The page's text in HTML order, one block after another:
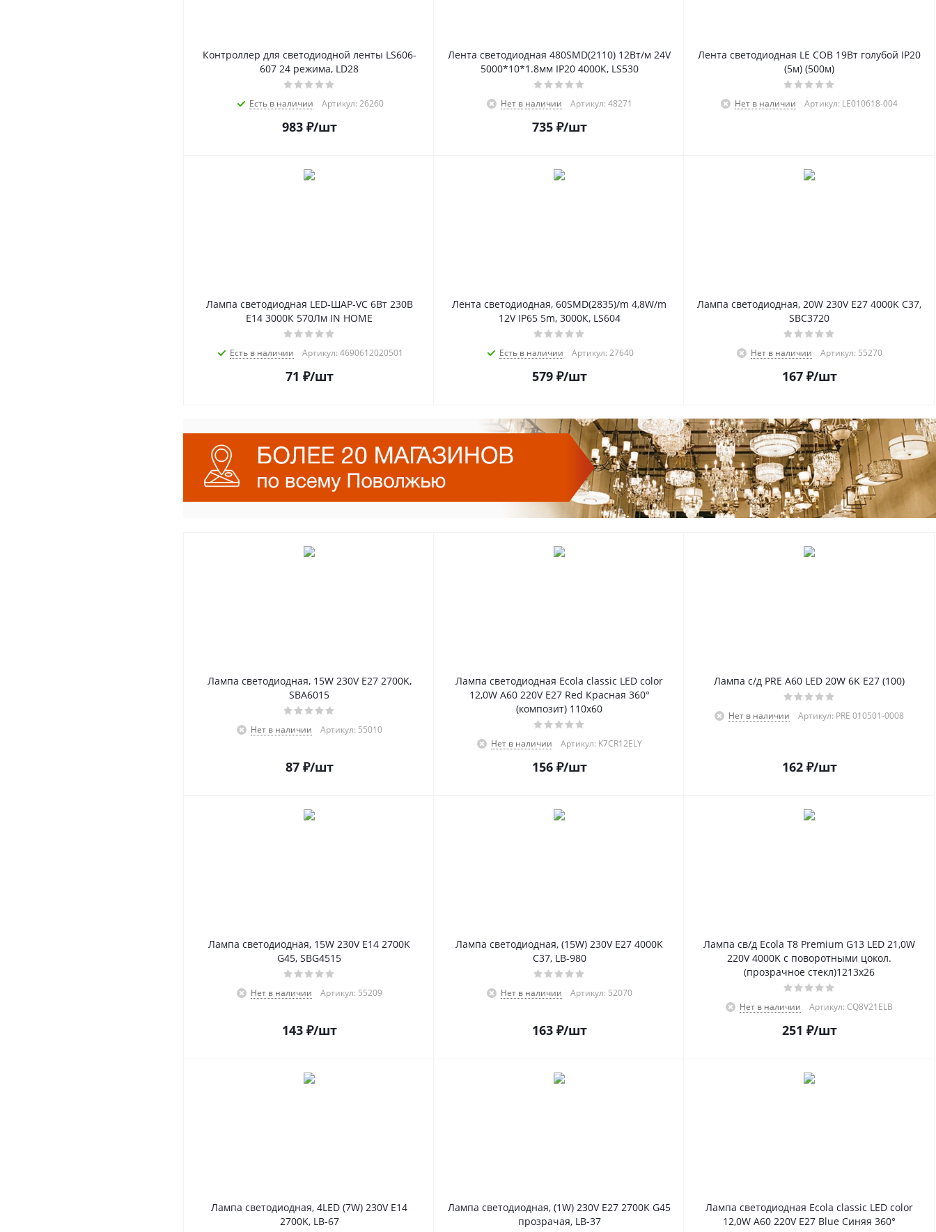
Контроллер для светодиодной ленты LS606-
607 24 режима, LD28
Есть в наличии Артикул: 26260
983₽/шт
Лента светодиодная 480SMD(2110) 12Вт/м 24V
5000*10*1.8мм IP20 4000К, LS530
Нет в наличии Артикул: 48271
735₽/шт
Лента светодиодная LE COB 19Вт голубой IP20
(5м) (500м)
Нет в наличии Артикул: LE010618-004
Лампа светодиодная LED-ШАР-VC 6Вт 230В
Е14 3000К 570Лм IN HOME
Есть в наличии Артикул: 4690612020501
71 ₽/шт
Лента светодиодная, 60SMD(2835)/m 4,8W/m
12V IP65 5m, 3000К, LS604
Есть в наличии Артикул: 27640
579₽/шт
Лампа светодиодная, 20W 230V E27 4000K C37,
SBC3720
Нет в наличии Артикул: 55270
167₽/шт
Лампа светодиодная, 15W 230V E27 2700K,
SBA6015
Нет в наличии Артикул: 55010
87₽/шт
Лампа светодиодная Ecola classic LED color
12,0W A60 220V E27 Red Красная 360°
(композит) 110x60
Нет в наличии Артикул: K7CR12ELY
156₽/шт
Лампа с/д PRE A60 LED 20W 6K E27 (100)
Нет в наличии Артикул: PRE 010501-0008
162₽/шт
Лампа светодиодная, 15W 230V E14 2700K
G45, SBG4515
Нет в наличии Артикул: 55209
143₽/шт
Лампа светодиодная, (15W) 230V E27 4000K
С37, LB-980
Нет в наличии Артикул: 52070
163₽/шт
Лампа св/д Ecola T8 Premium G13 LED 21,0W
220V 4000K с поворотными цокол.
(прозрачное стекл)1213x26
Нет в наличии Артикул: CQ8V21ELB
251 ₽/шт
Лампа светодиодная, 4LED (7W) 230V E14
2700K, LB-67
Лампа светодиодная, (1W) 230V E27 2700K G45
прозрачая, LB-37
Лампа светодиодная Ecola classic LED color
12,0W A60 220V E27 Blue Синяя 360°